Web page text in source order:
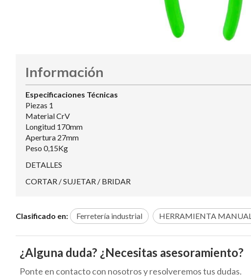
Información
Especificaciones Técnicas
Piezas 1
Material CrV
Longitud 170mm
Apertura 27mm
Peso 0,15Kg
DETALLES
CORTAR / SUJETAR / BRIDAR
Clasificado en: Ferretería industrial HERRAMIENTA MANUAL
¿Alguna duda? ¿Necesitas asesoramiento?
Ponte en contacto con nosotros y resolveremos tus dudas.